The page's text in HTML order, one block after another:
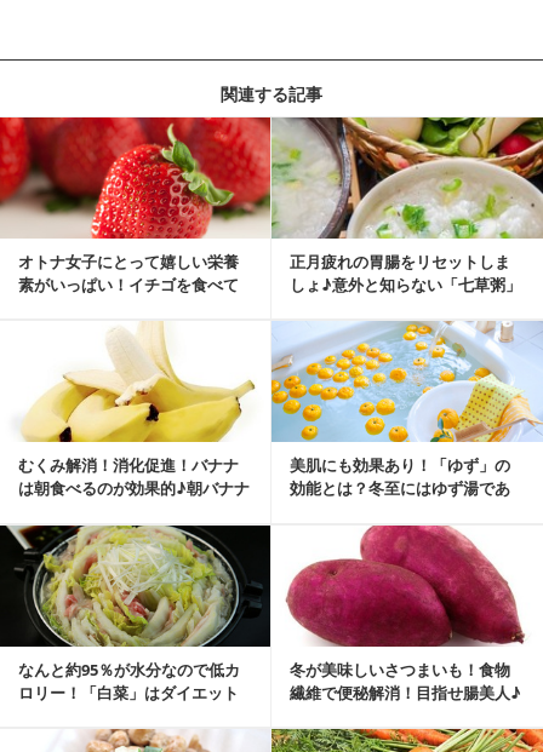
関連する記事
オトナ女子にとって嬉しい栄養
素がいっぱい！イチゴを食べて
正月疲れの胃腸をリセットしま
しょ♪意外と知らない「七草粥」
むくみ解消！消化促進！バナナ
は朝食べるのが効果的♪朝バナナ
美肌にも効果あり！「ゆず」の
効能とは？冬至にはゆず湯であ
なんと約95％が水分なので低カ
ロリー！「白菜」はダイエット
冬が美味しいさつまいも！食物
繊維で便秘解消！目指せ腸美人♪